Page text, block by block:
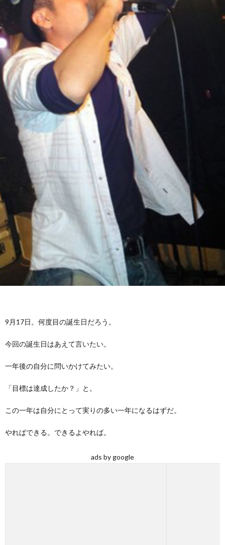
9月17日。何度目の誕生日だろう。
今回の誕生日はあえて言いたい。
一年後の自分に問いかけてみたい。
「目標は達成したか？」と。
この一年は自分にとって実りの多い一年になるはずだ。
やればできる。できるよやれば。
ads by google